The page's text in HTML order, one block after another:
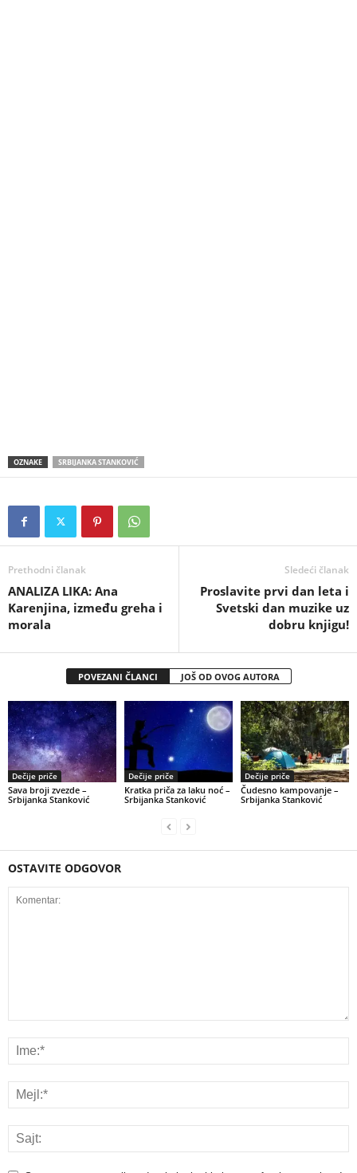
OZNAKE SRBIJANKA STANKOVIĆ
Prethodni članak
ANALIZA LIKA: Ana
Karenjina, između greha i
morala
Sledeći članak
Proslavite prvi dan leta i
Svetski dan muzike uz
dobru knjigu!
POVEZANI ČLANCI JOŠ OD OVOG AUTORA
Dečije priče
Sava broji zvezde –
Srbijanka Stanković
Dečije priče
Kratka priča za laku noć –
Srbijanka Stanković
Dečije priče
Čudesno kampovanje –
Srbijanka Stanković
OSTAVITE ODGOVOR